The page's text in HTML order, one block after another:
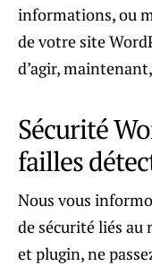
informations, ou
de votre site
d’agir,
Sécurité
failles
Nous vous
de sécurité liés au
et plugin, ne